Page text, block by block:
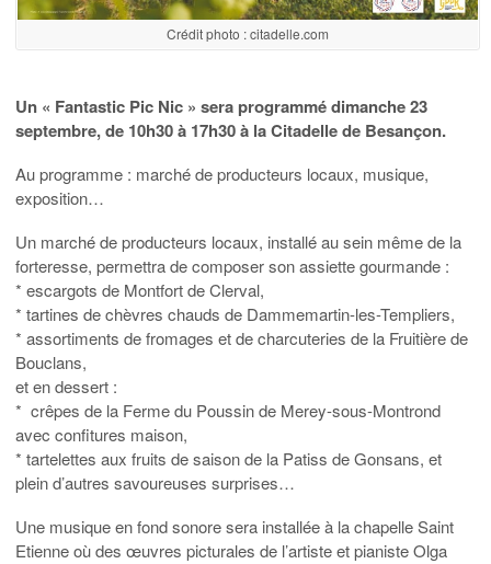
Crédit photo : citadelle.com
Un « Fantastic Pic Nic » sera programmé dimanche 23
septembre, de 10h30 à 17h30 à la Citadelle de Besançon.
Au programme : marché de producteurs locaux, musique,
exposition…
Un marché de producteurs locaux, installé au sein même de la
forteresse, permettra de composer son assiette gourmande :
* escargots de Montfort de Clerval,
* tartines de chèvres chauds de Dammemartin-les-Templiers,
* assortiments de fromages et de charcuteries de la Fruitière de
Bouclans,
et en dessert :
* crêpes de la Ferme du Poussin de Merey-sous-Montrond
avec confitures maison,
* tartelettes aux fruits de saison de la Patiss de Gonsans, et
plein d’autres savoureuses surprises…
Une musique en fond sonore sera installée à la chapelle Saint
Etienne où des œuvres picturales de l’artiste et pianiste Olga